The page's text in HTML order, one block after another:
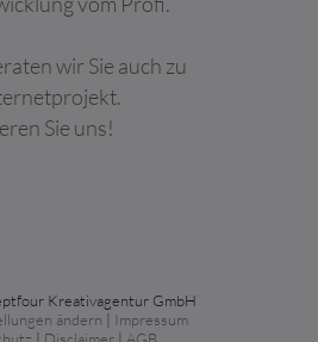
wir Sie auch zu
Sie uns!
Kreativagentur GmbH
ändern | Impressum
wird.
Nutzer die Website
erreicht hat, indem
seine letzte URL-
aktuellen Domäne.
Verwendet vom Social-